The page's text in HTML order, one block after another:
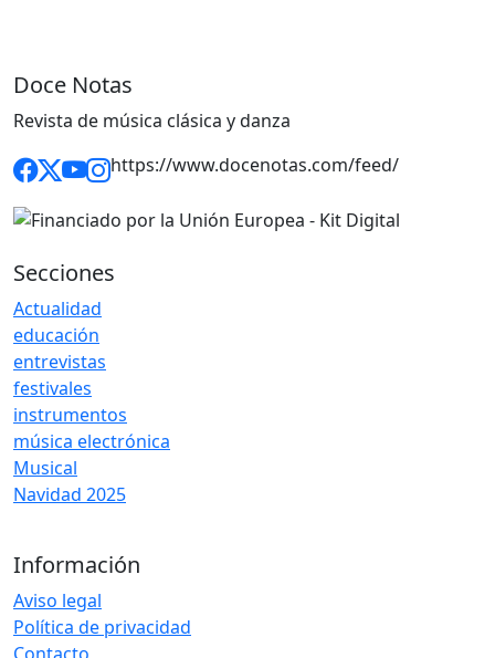
Doce Notas
Revista de música clásica y danza
https://www.docenotas.com/feed/
Secciones
Actualidad
educación
entrevistas
festivales
instrumentos
música electrónica
Musical
Navidad 2025
Información
Aviso legal
Política de privacidad